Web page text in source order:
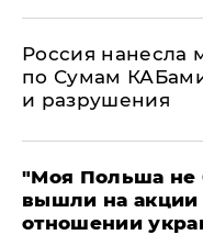
Россия нанесла
по Сумам
и разрушения
"Моя Польша не
вышли на акции
отношении